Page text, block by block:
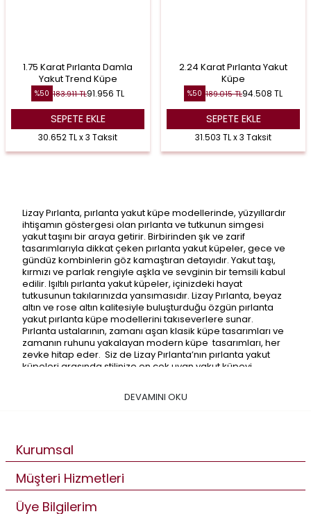
1.75 Karat Pırlanta Damla
Yakut Trend Küpe
%50 183.911TL91.956 TL
SEPETE EKLE
30.652 TL x 3 Taksit
2.24 Karat Pırlanta Yakut
Küpe
%50 189.015TL94.508 TL
SEPETE EKLE
31.503 TL x 3 Taksit
Lizay Pırlanta, pırlanta yakut küpe modellerinde, yüzyıllardır
ihtişamın göstergesi olan pırlanta ve tutkunun simgesi
yakut taşını bir araya getirir. Birbirinden şık ve zarif
tasarımlarıyla dikkat çeken pırlanta yakut küpeler, gece ve
gündüz kombinlerin göz kamaştıran detayıdır. Yakut taşı,
kırmızı ve parlak rengiyle aşkla ve sevginin bir temsili kabul
edilir. Işıltılı pırlanta yakut küpeler, içinizdeki hayat
tutkusunun takılarınızda yansımasıdır. Lizay Pırlanta, beyaz
altın ve rose altın kalitesiyle buluşturduğu özgün pırlanta
yakut pırlanta küpe modellerini takıseverlere sunar.
Pırlanta ustalarının, zamanı aşan klasik küpe tasarımları ve
zamanın ruhunu yakalayan modern küpe tasarımları, her
zevke hitap eder. Siz de Lizay Pırlanta’nın pırlanta yakut
küpeleri arasında stilinize en çok uyan yakut küpeyi
Pırlanta Yakut Küpe Nedir?
küpe tasarımıdır. Pırlantalar yakut taşının etrafında dizilerek
yakut taşının ışıltısının artması sağlanır. Değerli taşlar
olan altınla birleştirilir. Rose altın ve beyaz altın, pırlanta ve
yakut taşı ile görsel ahenk yakalar. Küpeler, takıda hijyenik
açıdan kullanımı en hassas olan mücevherlerdendir. Altın
DEVAMINI OKU
Kurumsal
Müşteri Hizmetleri
Üye Bilgilerim